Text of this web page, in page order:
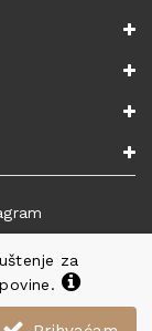
za